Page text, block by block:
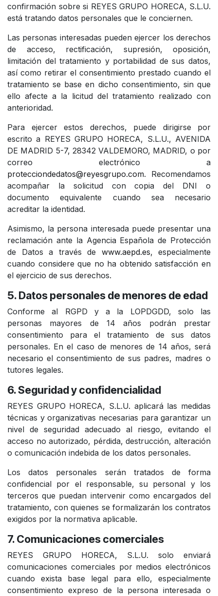
confirmación sobre si REYES GRUPO HORECA, S.L.U.
está tratando datos personales que le conciernen.
Las personas interesadas pueden ejercer los derechos
de acceso, rectificación, supresión, oposición,
limitación del tratamiento y portabilidad de sus datos,
así como retirar el consentimiento prestado cuando el
tratamiento se base en dicho consentimiento, sin que
ello afecte a la licitud del tratamiento realizado con
anterioridad.
Para ejercer estos derechos, puede dirigirse por
escrito a REYES GRUPO HORECA, S.L.U., AVENIDA
DE MADRID 5-7, 28342 VALDEMORO, MADRID, o por
correo electrónico a
protecciondedatos@reyesgrupo.com. Recomendamos
acompañar la solicitud con copia del DNI o
documento equivalente cuando sea necesario
acreditar la identidad.
Asimismo, la persona interesada puede presentar una
reclamación ante la Agencia Española de Protección
de Datos a través de www.aepd.es, especialmente
cuando considere que no ha obtenido satisfacción en
el ejercicio de sus derechos.
5. Datos personales de menores de edad
Conforme al RGPD y a la LOPDGDD, solo las
personas mayores de 14 años podrán prestar
consentimiento para el tratamiento de sus datos
personales. En el caso de menores de 14 años, será
necesario el consentimiento de sus padres, madres o
tutores legales.
6. Seguridad y confidencialidad
REYES GRUPO HORECA, S.L.U. aplicará las medidas
técnicas y organizativas necesarias para garantizar un
nivel de seguridad adecuado al riesgo, evitando el
acceso no autorizado, pérdida, destrucción, alteración
o comunicación indebida de los datos personales.
Los datos personales serán tratados de forma
confidencial por el responsable, su personal y los
terceros que puedan intervenir como encargados del
tratamiento, con quienes se formalizarán los contratos
exigidos por la normativa aplicable.
7. Comunicaciones comerciales
REYES GRUPO HORECA, S.L.U. solo enviará
comunicaciones comerciales por medios electrónicos
cuando exista base legal para ello, especialmente
consentimiento expreso de la persona interesada o